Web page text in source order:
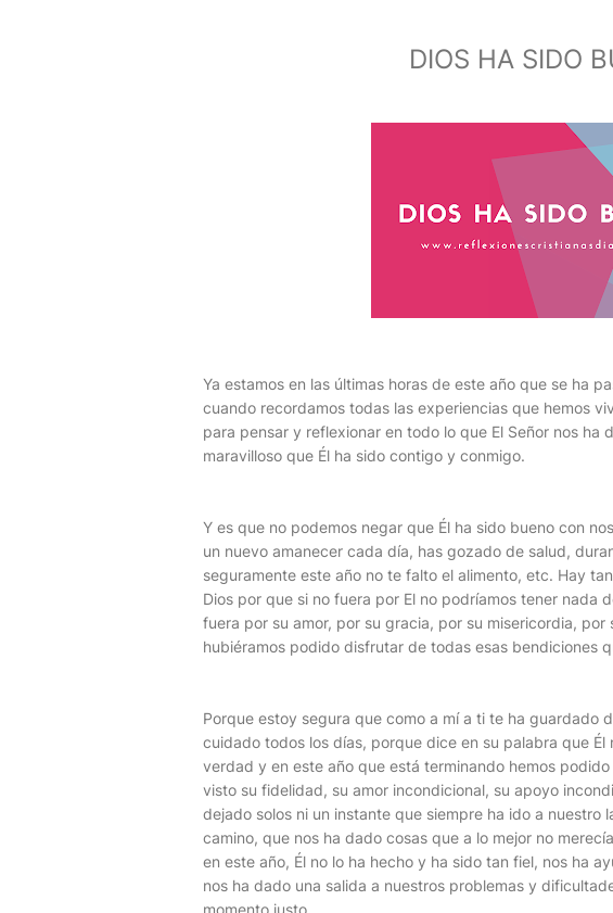
DIOS HA SIDO
Ya estamos en las últimas horas de este año que se ha
cuando recordamos todas las experiencias que hemos
para pensar y reflexionar en todo lo que El Señor nos ha
maravilloso que Él ha sido contigo y conmigo.
Y es que no podemos negar que Él ha sido bueno con
un nuevo amanecer cada día, has gozado de salud,
seguramente este año no te falto el alimento, etc. Hay
Dios por que si no fuera por El no podríamos tener nada
fuera por su amor, por su gracia, por su misericordia,
hubiéramos podido disfrutar de todas esas bendiciones
Porque estoy segura que como a mí a ti te ha guardado
cuidado todos los días, porque dice en su palabra que Él
verdad y en este año que está terminando hemos
visto su fidelidad, su amor incondicional, su apoyo
dejado solos ni un instante que siempre ha ido a nuestro
camino, que nos ha dado cosas que a lo mejor no
en este año, Él no lo ha hecho y ha sido tan fiel, nos ha
nos ha dado una salida a nuestros problemas y
momento justo.